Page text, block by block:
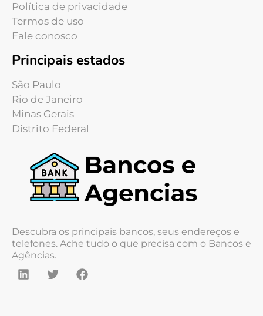
Política de privacidade
Termos de uso
Fale conosco
Principais estados
São Paulo
Rio de Janeiro
Minas Gerais
Distrito Federal
Descubra os principais bancos, seus endereços e
telefones. Ache tudo o que precisa com o Bancos e
Agências.